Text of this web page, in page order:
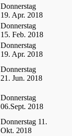
Donnerstag
19. Apr. 2018
Donnerstag
15. Feb. 2018
Donnerstag
19. Apr. 2018
Donnerstag
21. Jun. 2018
Donnerstag
06.Sept. 2018
Donnerstag 11.
Okt. 2018